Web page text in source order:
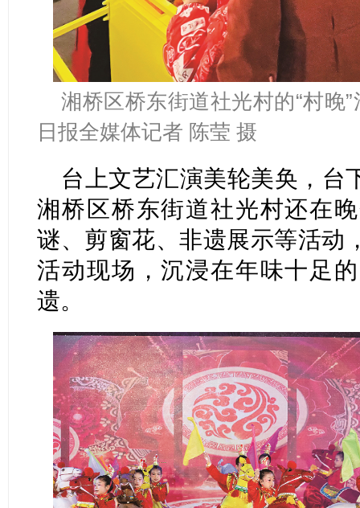
湘桥区桥东街道社光村的“村晚
日报全媒体记者 陈莹 摄
台上文艺汇演美轮美奂，台
湘桥区桥东街道社光村还在
谜、剪窗花、非遗展示等活动
活动现场，沉浸在年味十足
遗。